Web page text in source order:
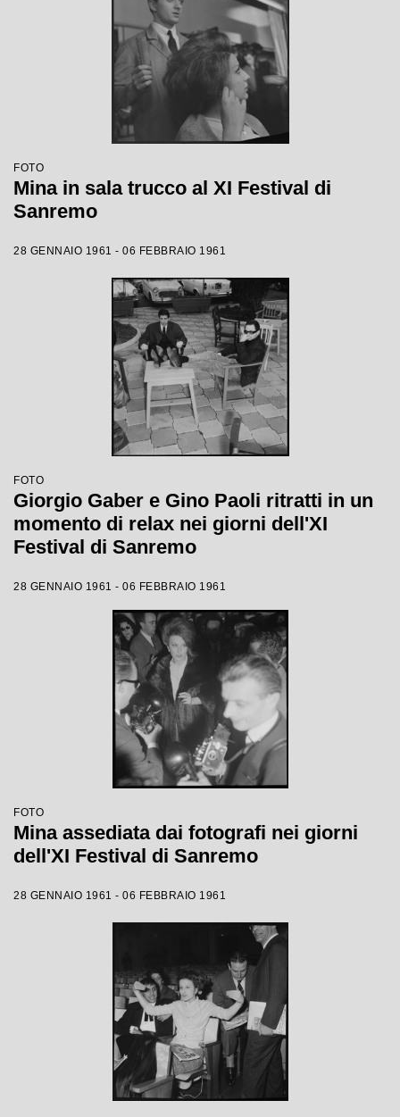
FOTO
Mina in sala trucco al XI Festival di
Sanremo
28 GENNAIO 1961 - 06 FEBBRAIO 1961
FOTO
Giorgio Gaber e Gino Paoli ritratti in un
momento di relax nei giorni dell'XI
Festival di Sanremo
28 GENNAIO 1961 - 06 FEBBRAIO 1961
FOTO
Mina assediata dai fotografi nei giorni
dell'XI Festival di Sanremo
28 GENNAIO 1961 - 06 FEBBRAIO 1961